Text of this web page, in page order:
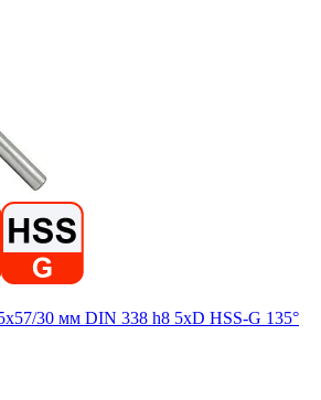
30 мм DIN 338 h8 5xD HSS-G 135°